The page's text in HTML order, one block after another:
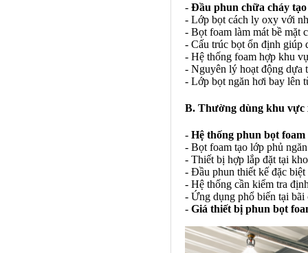
- Đầu phun chữa cháy
- Lớp bọt cách ly oxy với
- Bọt foam làm mát bề mặt
- Cấu trúc bọt ổn định giúp
- Hệ thống foam hợp khu
- Nguyên lý hoạt động dựa
- Lớp bọt ngăn hơi bay lên
B. Thường dùng khu vực
- Hệ thống phun bọt foam
- Bọt foam tạo lớp phủ
- Thiết bị hợp lắp đặt tại
- Đầu phun thiết kế đặc
- Hệ thống cần kiểm tra
- Ứng dụng phổ biến tại
- Giá thiết bị phun bọt